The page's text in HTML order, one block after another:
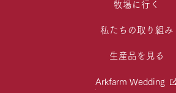
牧場に行く
私たちの取り組み
生産品を見る
Arkfarm Wedding